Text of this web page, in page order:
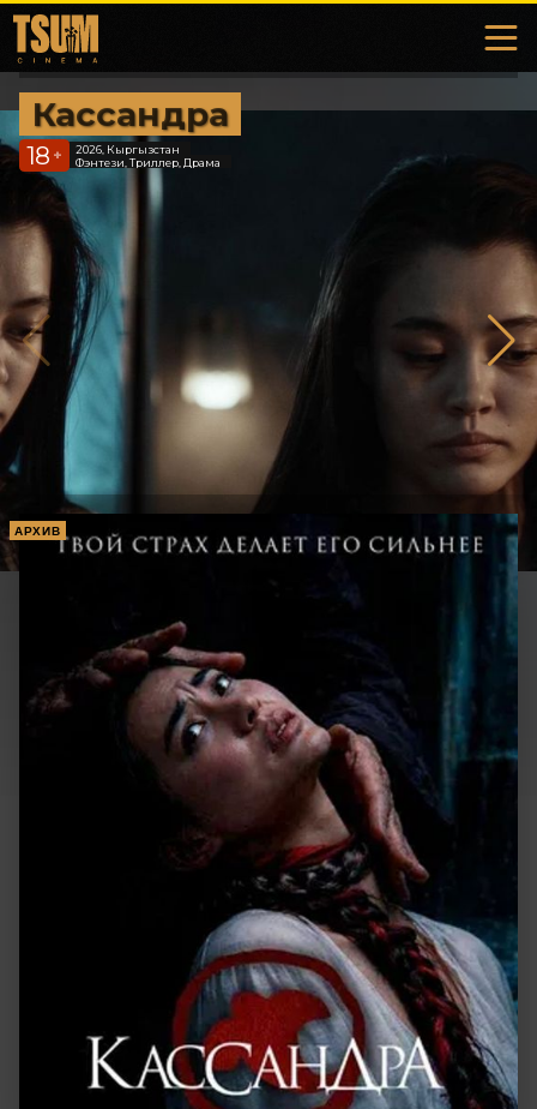
Кассандра
18 +
2026, Кыргызстан
Фэнтези, Триллер, Драма
АРХИВ